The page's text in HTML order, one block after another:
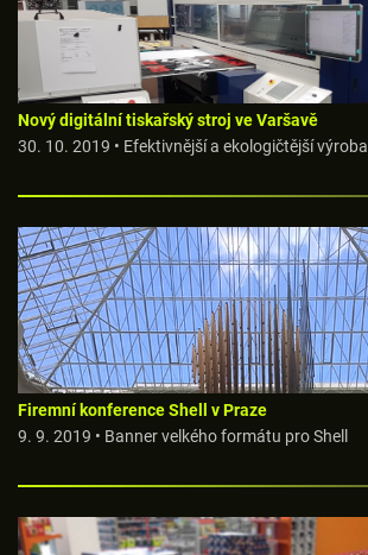
Nový digitální tiskařský stroj ve Varšavě
30. 10. 2019 • Efektivnější a ekologičtější výroba
Firemní konference Shell v Praze
9. 9. 2019 • Banner velkého formátu pro Shell